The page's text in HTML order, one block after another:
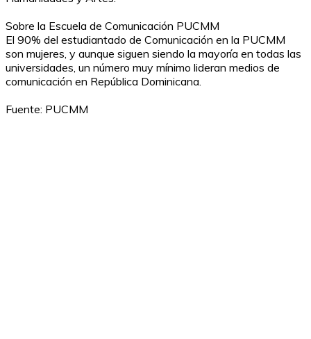
Sobre la Escuela de Comunicación PUCMM
El 90% del estudiantado de Comunicación en la PUCMM
son mujeres, y aunque siguen siendo la mayoría en todas las
universidades, un número muy mínimo lideran medios de
comunicación en República Dominicana.
Fuente: PUCMM